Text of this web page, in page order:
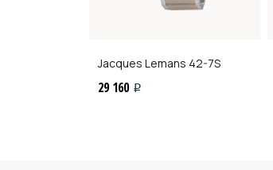
Jacques Lemans 42-7S
29 160 i